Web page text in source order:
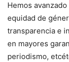
Hemos
equidad de
transparencia e
en mayores
periodismo,